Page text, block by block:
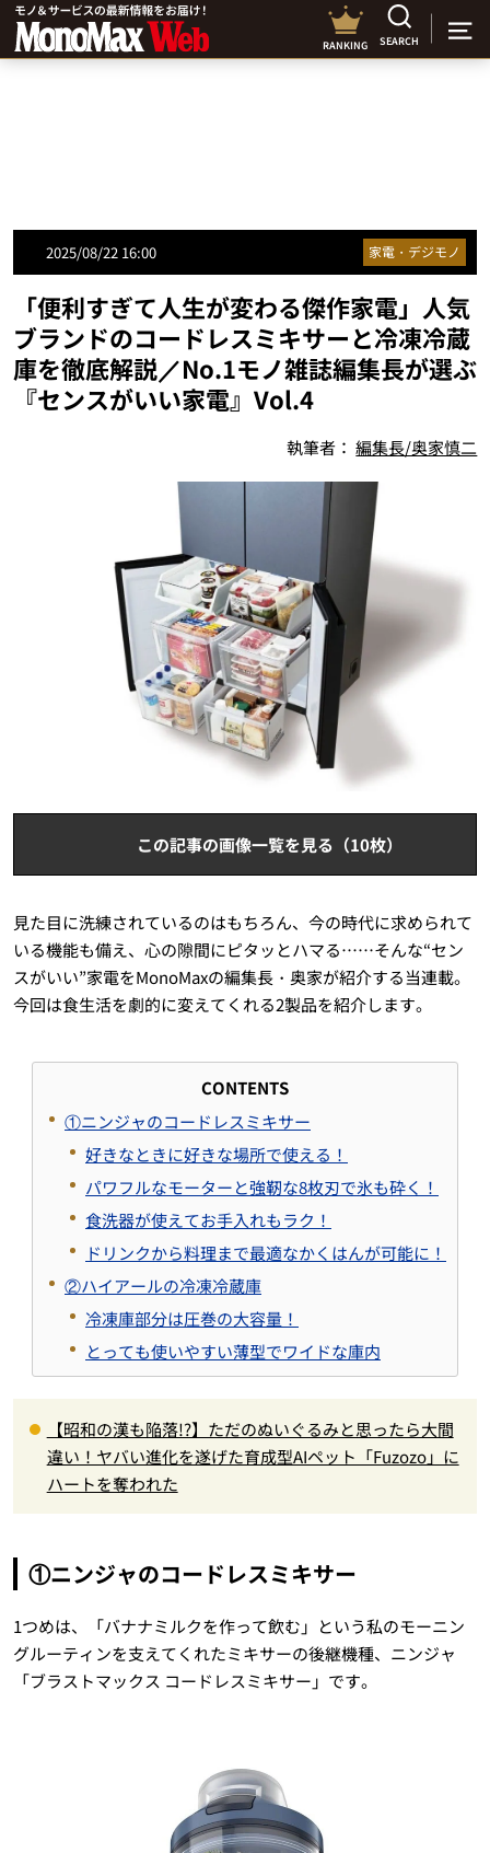
RANKING SEARCH
2025/08/22 16:00 家電・デジモノ
「便利すぎて人生が変わる傑作家電」人気
ブランドのコードレスミキサーと冷凍冷蔵
庫を徹底解説／No.1モノ雑誌編集長が選ぶ
『センスがいい家電』Vol.4
執筆者：編集長/奥家慎二
この記事の画像一覧を見る（10枚）
見た目に洗練されているのはもちろん、今の時代に求められて
いる機能も備え、心の隙間にピタッとハマる……そんな“セン
スがいい”家電をMonoMaxの編集長・奥家が紹介する当連載。
今回は食生活を劇的に変えてくれる2製品を紹介します。
CONTENTS
①ニンジャのコードレスミキサー
好きなときに好きな場所で使える！
パワフルなモーターと強靭な8枚刃で氷も砕く！
食洗器が使えてお手入れもラク！
ドリンクから料理まで最適なかくはんが可能に！
②ハイアールの冷凍冷蔵庫
冷凍庫部分は圧巻の大容量！
とっても使いやすい薄型でワイドな庫内
【昭和の漢も陥落!?】ただのぬいぐるみと思ったら大間
違い！ヤバい進化を遂げた育成型AIペット「Fuzozo」に
ハートを奪われた
①ニンジャのコードレスミキサー
1つめは、「バナナミルクを作って飲む」という私のモーニン
グルーティンを支えてくれたミキサーの後継機種、ニンジャ
「ブラストマックス コードレスミキサー」です。